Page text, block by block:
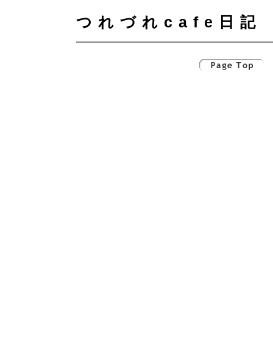
つれづれcafe日記